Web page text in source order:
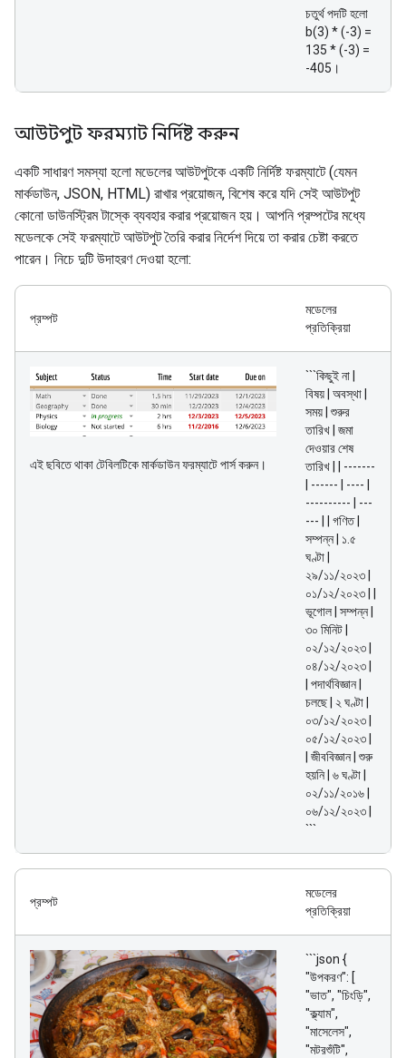
চতুর্থ পদটি হলো
b(3) * (-3) =
135 * (-3) =
-405।
আউটপুট ফরম্যাট নির্দিষ্ট করুন
একটি সাধারণ সমস্যা হলো মডেলের আউটপুটকে একটি নির্দিষ্ট ফরম্যাটে (যেমন
মার্কডাউন, JSON, HTML) রাখার প্রয়োজন, বিশেষ করে যদি সেই আউটপুট
কোনো ডাউনস্ট্রিম টাস্কে ব্যবহার করার প্রয়োজন হয়। আপনি প্রম্পটের মধ্যে
মডেলকে সেই ফরম্যাটে আউটপুট তৈরি করার নির্দেশ দিয়ে তা করার চেষ্টা করতে
পারেন। নিচে দুটি উদাহরণ দেওয়া হলো:
প্রম্পট
মডেলের
প্রতিক্রিয়া
এই ছবিতে থাকা টেবিলটিকে মার্কডাউন ফরম্যাটে পার্স করুন।
```কিছুই না |
বিষয় | অবস্থা |
সময় | শুরুর
তারিখ | জমা
দেওয়ার শেষ
তারিখ | | -------
| ------ | ---- |
---------- | ---
--- | | গণিত |
সম্পন্ন | ১.৫
ঘণ্টা |
২৯/১১/২০২৩ |
০১/১২/২০২৩ | |
ভূগোল | সম্পন্ন |
৩০ মিনিট |
০২/১২/২০২৩ |
০৪/১২/২০২৩ |
| পদার্থবিজ্ঞান |
চলছে | ২ ঘণ্টা |
০৩/১২/২০২৩ |
০৫/১২/২০২৩ |
| জীববিজ্ঞান | শুরু
হয়নি | ৬ ঘণ্টা |
০২/১১/২০১৬ |
০৬/১২/২০২৩ |
```
প্রম্পট
মডেলের
প্রতিক্রিয়া
```json {
"উপকরণ": [
"ভাত", "চিংড়ি",
"ক্ল্যাম",
"মাসেলেস",
"মটরশুঁটি",